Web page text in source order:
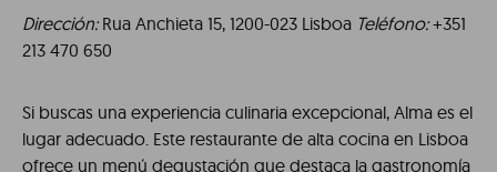
Dirección:Rua Anchieta 15, 1200-023 Lisboa Teléfono:+351
213 470 650
Si buscas una experiencia culinaria excepcional, Alma es el
lugar adecuado. Este restaurante de alta cocina en Lisboa
ofrece un menú degustación que destaca la gastronomía